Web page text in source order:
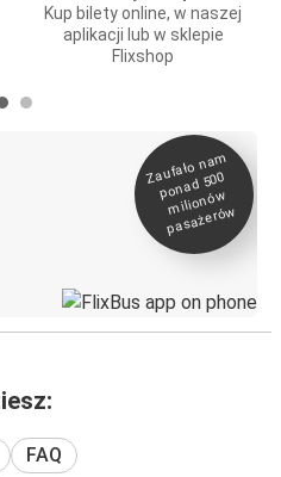
Kup bilety online, w naszej
aplikacji lub w sklepie
Flixshop
Zaufało na
m
ponad 500
milionó
w
pasażeró
w
FAQ